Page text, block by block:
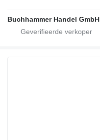
Buchhammer Handel GmbH